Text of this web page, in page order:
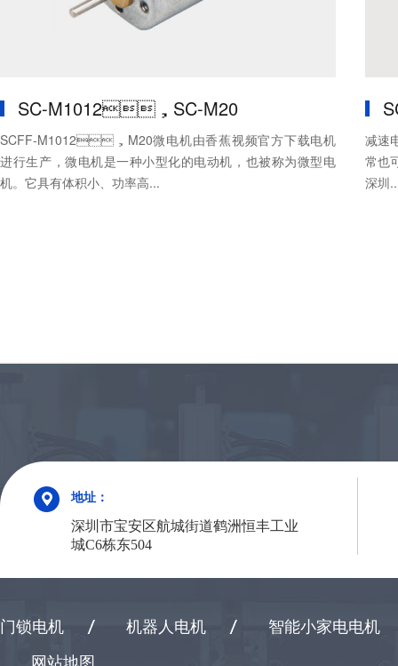
SC-M1012，SC-M20
SCFF-M1012，M20微电机由香蕉视频官方下载电机
进行生产，微电机是一种小型化的电动机，也被称为微型电
机。它具有体积小、功率高...
减速
常也
深圳
地址：
深圳市宝安区航城街道鹤洲恒丰工业
城C6栋东504
门锁电机 机器人电机
智能小家电电机
网站地图